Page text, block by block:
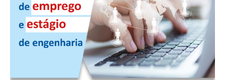
CARREIRA
AUTÔNOMOS E SERVIÇOS